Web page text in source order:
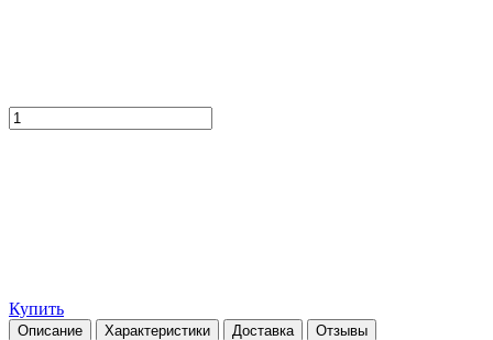
Купить
Описание Характеристики Доставка Отзывы